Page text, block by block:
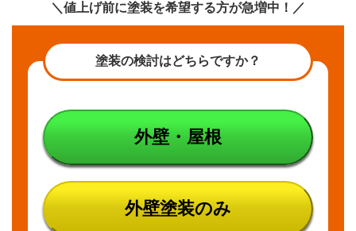
＼値上げ前に塗装を希望する方が急増中！／
塗装の検討はどちらですか？
外壁・屋根
外壁塗装のみ